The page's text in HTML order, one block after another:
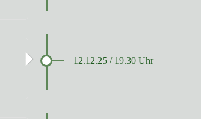
12.12.25 / 19.30 Uhr